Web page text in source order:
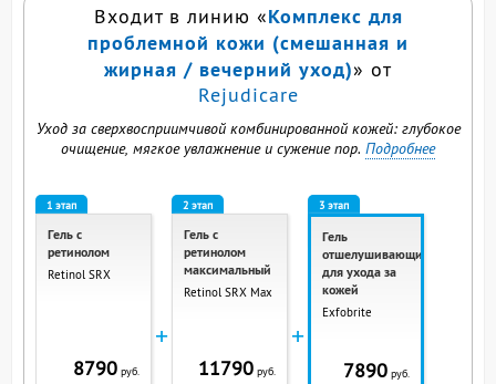
Входит в линию «Комплекс для
проблемной кожи (смешанная и
жирная / вечерний уход)» от
Rejudicare
Уход за сверхвосприимчивой комбинированной кожей: глубокое
очищение, мягкое увлажнение и сужение пор. Подробнее
1 этап
Гель с
ретинолом
Retinol SRX
8790 руб.
+
2 этап
Гель с
ретинолом
максимальный
Retinol SRX Max
11790 руб.
+
3 этап
Гель
отшелушивающий
для ухода за
кожей
Exfobrite
7890 руб.